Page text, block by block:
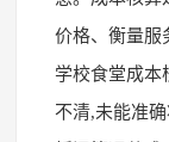
价格、衡量服
学校食堂成本
不清,未能准